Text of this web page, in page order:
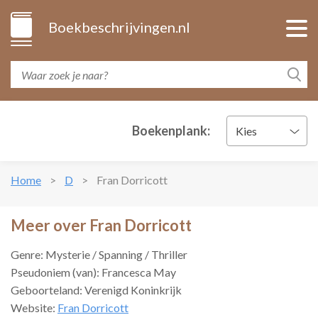
Boekbeschrijvingen.nl
Boekenplank: Kies
Home D Fran Dorricott
Meer over Fran Dorricott
Genre: Mysterie / Spanning / Thriller
Pseudoniem (van): Francesca May
Geboorteland: Verenigd Koninkrijk
Website: Fran Dorricott